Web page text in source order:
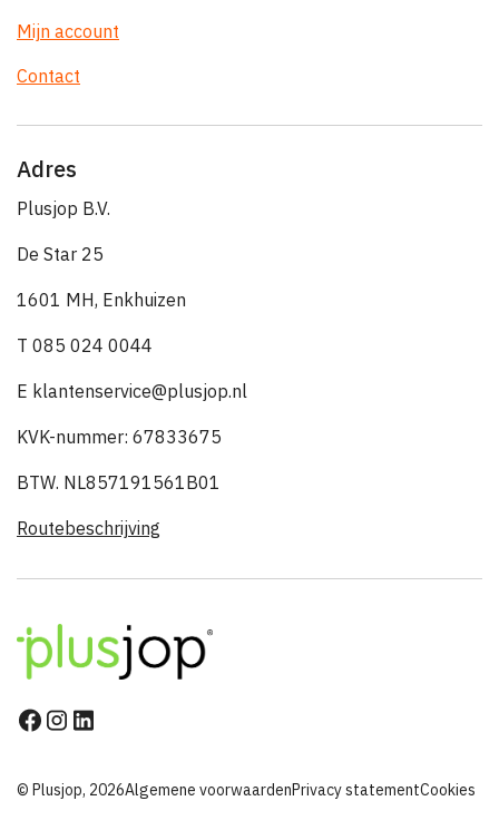
Mijn account
Contact
Adres
Plusjop B.V.
De Star 25
1601 MH, Enkhuizen
T 085 024 0044
E klantenservice@plusjop.nl
KVK-nummer: 67833675
BTW. NL857191561B01
Routebeschrijving
© Plusjop, 2026Algemene voorwaardenPrivacy statementCookies